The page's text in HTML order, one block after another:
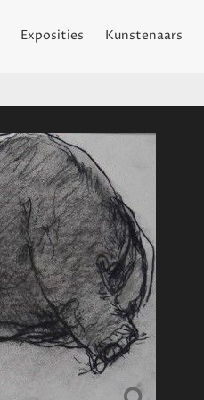
Exposities Kunstenaars